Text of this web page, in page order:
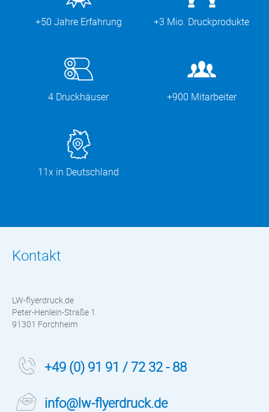
+50 Jahre Erfahrung +3 Mio. Druckprodukte
4 Druckhäuser +900 Mitarbeiter
11x in Deutschland
Kontakt
LW-flyerdruck.de
Peter-Henlein-Straße 1
91301 Forchheim
+49 (0) 91 91 / 72 32 - 88
info@lw-flyerdruck.de